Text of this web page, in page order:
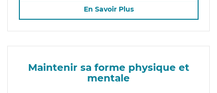
En Savoir Plus
Maintenir sa forme physique et
mentale